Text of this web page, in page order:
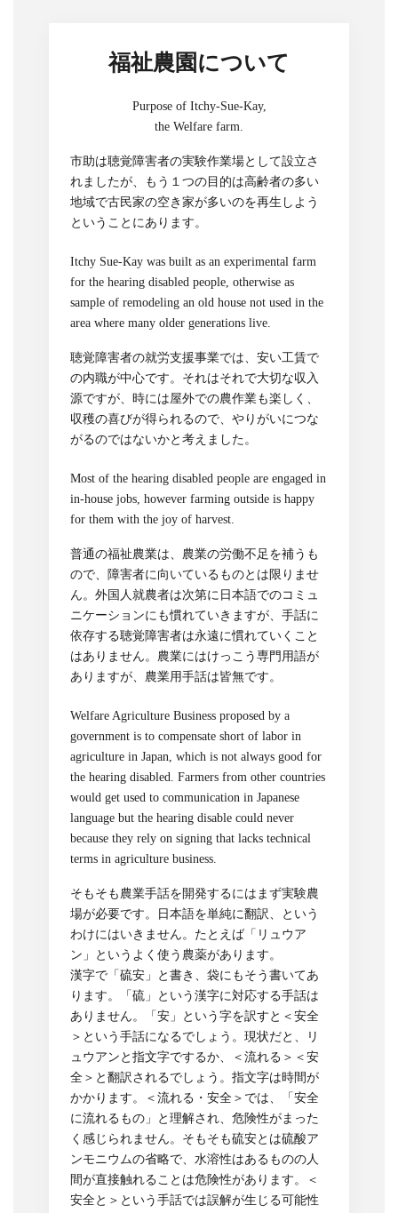
福祉農園について
Purpose of Itchy-Sue-Kay,
the Welfare farm.
市助は聴覚障害者の実験作業場として設立さ
れましたが、もう１つの目的は高齢者の多い
地域で古民家の空き家が多いのを再生しよう
ということにあります。
Itchy Sue-Kay was built as an experimental farm
for the hearing disabled people, otherwise as
sample of remodeling an old house not used in the
area where many older generations live.
聴覚障害者の就労支援事業では、安い工賃で
の内職が中心です。それはそれで大切な収入
源ですが、時には屋外での農作業も楽しく、
収穫の喜びが得られるので、やりがいにつな
がるのではないかと考えました。
Most of the hearing disabled people are engaged in
in-house jobs, however farming outside is happy
for them with the joy of harvest.
普通の福祉農業は、農業の労働不足を補うも
ので、障害者に向いているものとは限りませ
ん。外国人就農者は次第に日本語でのコミュ
ニケーションにも慣れていきますが、手話に
依存する聴覚障害者は永遠に慣れていくこと
はありません。農業にはけっこう専門用語が
ありますが、農業用手話は皆無です。
Welfare Agriculture Business proposed by a
government is to compensate short of labor in
agriculture in Japan, which is not always good for
the hearing disabled. Farmers from other countries
would get used to communication in Japanese
language but the hearing disable could never
because they rely on signing that lacks technical
terms in agriculture business.
そもそも農業手話を開発するにはまず実験農
場が必要です。日本語を単純に翻訳、という
わけにはいきません。たとえば「リュウア
ン」というよく使う農薬があります。
漢字で「硫安」と書き、袋にもそう書いてあ
ります。「硫」という漢字に対応する手話は
ありません。「安」という字を訳すと＜安全
＞という手話になるでしょう。現状だと、リ
ュウアンと指文字でするか、＜流れる＞＜安
全＞と翻訳されるでしょう。指文字は時間が
かかります。＜流れる・安全＞では、「安全
に流れるもの」と理解され、危険性がまった
く感じられません。そもそも硫安とは硫酸ア
ンモニウムの省略で、水溶性はあるものの人
間が直接触れることは危険性があります。＜
安全と＞という手話では誤解が生じる可能性